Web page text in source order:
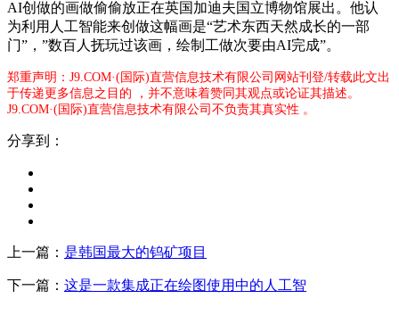
AI创做的画做偷偷放正在英国加迪夫国立博物馆展出。他认
为利用人工智能来创做这幅画是“艺术东西天然成长的一部
门”，”数百人抚玩过该画，绘制工做次要由AI完成”。
郑重声明：J9.COM·(国际)直营信息技术有限公司网站刊登/转载此文出
于传递更多信息之目的 ，并不意味着赞同其观点或论证其描述。
J9.COM·(国际)直营信息技术有限公司不负责其真实性 。
分享到：
上一篇： 是韩国最大的钨矿项目
下一篇： 这是一款集成正在绘图使用中的人工智